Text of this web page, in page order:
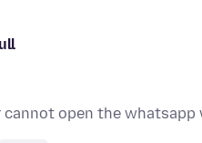
open the whatsapp